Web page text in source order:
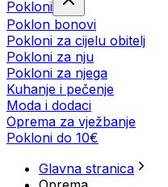
Pokloni
Poklon bonovi
Pokloni za cijelu obitelj
Pokloni za nju
Pokloni za njega
Kuhanje i pečenje
Moda i dodaci
Oprema za vježbanje
Pokloni do 10€
Glavna stranica